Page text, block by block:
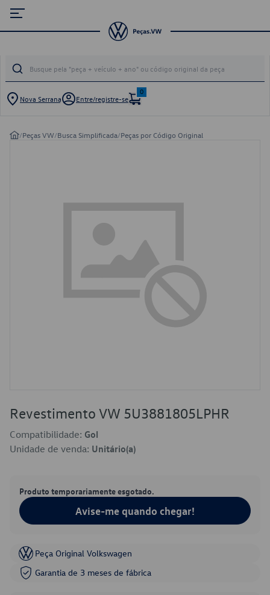
Nova Serrana Entre/registre-se
0
/Peças VW/Busca Simplificada/Peças por Código Original
Revestimento VW 5U3881805LPHR
Compatibilidade: Gol
Unidade de venda: Unitário(a)
Produto temporariamente esgotado.
Avise-me quando chegar!
Peça Original Volkswagen
Garantia de 3 meses de fábrica